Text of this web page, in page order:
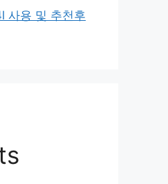
사용 및 추천후